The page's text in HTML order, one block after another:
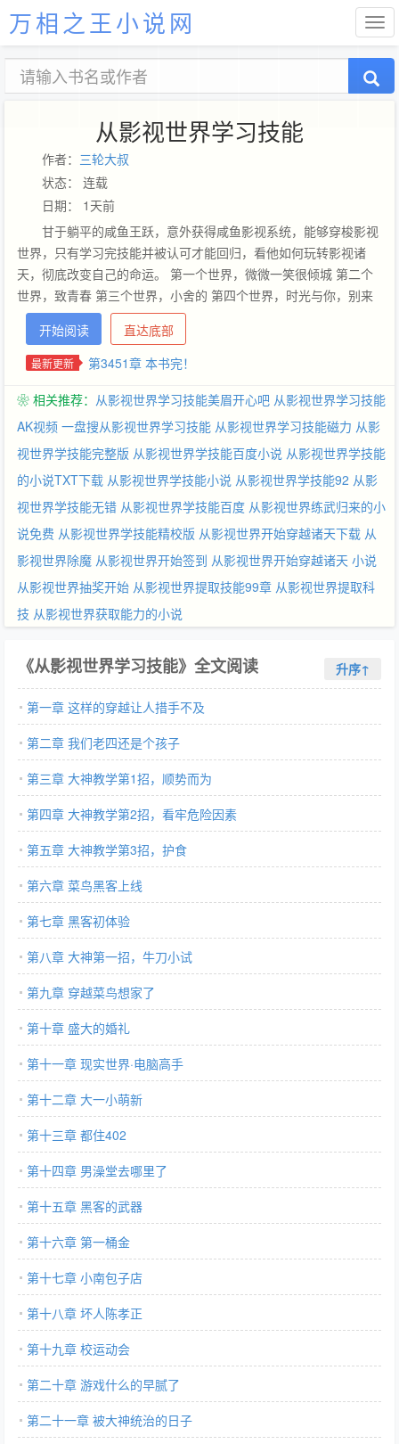
万相之王小说网
从影视世界学习技能
作者： 三轮大叔
状态： 连载
日期： 1天前
甘于躺平的咸鱼王跃，意外获得咸鱼影视系统，能够穿梭影视
世界，只有学习完技能并被认可才能回归，看他如何玩转影视诸
天，彻底改变自己的命运。 第一个世界，微微一笑很倾城 第二个
世界，致青春 第三个世界，小舍的 第四个世界，时光与你，别来
无恙 第五个世界，欢乐颂（一二三） 第六个世界，开端 第七个世
界，少年派 第八个世界，我的！体育老师 第九个世界，一起同过
窗 第十个世界，天龙八部 第十一世界，初恋那件小事 第十二世
开始阅读 直达底部
最新更新 第3451章 本书完！
❀ 相关推荐： 从影视世界学习技能美眉开心吧 从影视世界学习技能
AK视频 一盘搜从影视世界学习技能 从影视世界学习技能磁力 从影
视世界学技能完整版 从影视世界学技能百度小说 从影视世界学技能
的小说TXT下载 从影视世界学技能小说 从影视世界学技能92 从影
视世界学技能无错 从影视世界学技能百度 从影视世界练武归来的小
说免费 从影视世界学技能精校版 从影视世界开始穿越诸天下载 从
影视世界除魔 从影视世界开始签到 从影视世界开始穿越诸天 小说
从影视世界抽奖开始 从影视世界提取技能99章 从影视世界提取科
技 从影视世界获取能力的小说
《从影视世界学习技能》全文阅读 升序↑
第一章 这样的穿越让人措手不及
第二章 我们老四还是个孩子
第三章 大神教学第1招，顺势而为
第四章 大神教学第2招，看牢危险因素
第五章 大神教学第3招，护食
第六章 菜鸟黑客上线
第七章 黑客初体验
第八章 大神第一招，牛刀小试
第九章 穿越菜鸟想家了
第十章 盛大的婚礼
第十一章 现实世界·电脑高手
第十二章 大一小萌新
第十三章 都住402
第十四章 男澡堂去哪里了
第十五章 黑客的武器
第十六章 第一桶金
第十七章 小南包子店
第十八章 坏人陈孝正
第十九章 校运动会
第二十章 游戏什么的早腻了
第二十一章 被大神统治的日子